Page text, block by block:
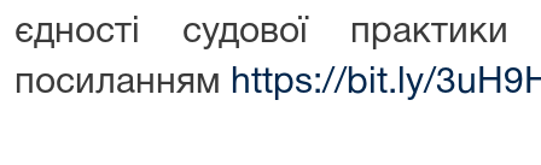
єдності судової
посиланням https://bit.ly/